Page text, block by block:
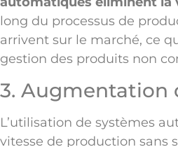
long du processus de
arrivent sur le marché, ce
gestion des produits non
3. Augmentation
L’utilisation de systèmes
vitesse de production sans